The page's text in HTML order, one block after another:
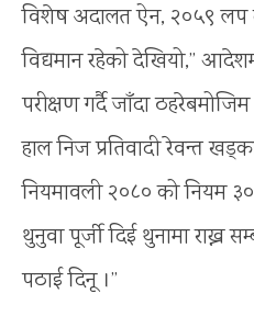
विशेष अदालत ऐन, २०५९ लप
विद्यमान रहेको देखियो,”
परीक्षण गर्दै जाँदा ठहरेबमोजिम
हाल निज प्रतिवादी रेवन्त
नियमावली २०८० को नियम
थुनुवा पूर्जी दिई थुनामा राख्न
पठाई दिनू ।”